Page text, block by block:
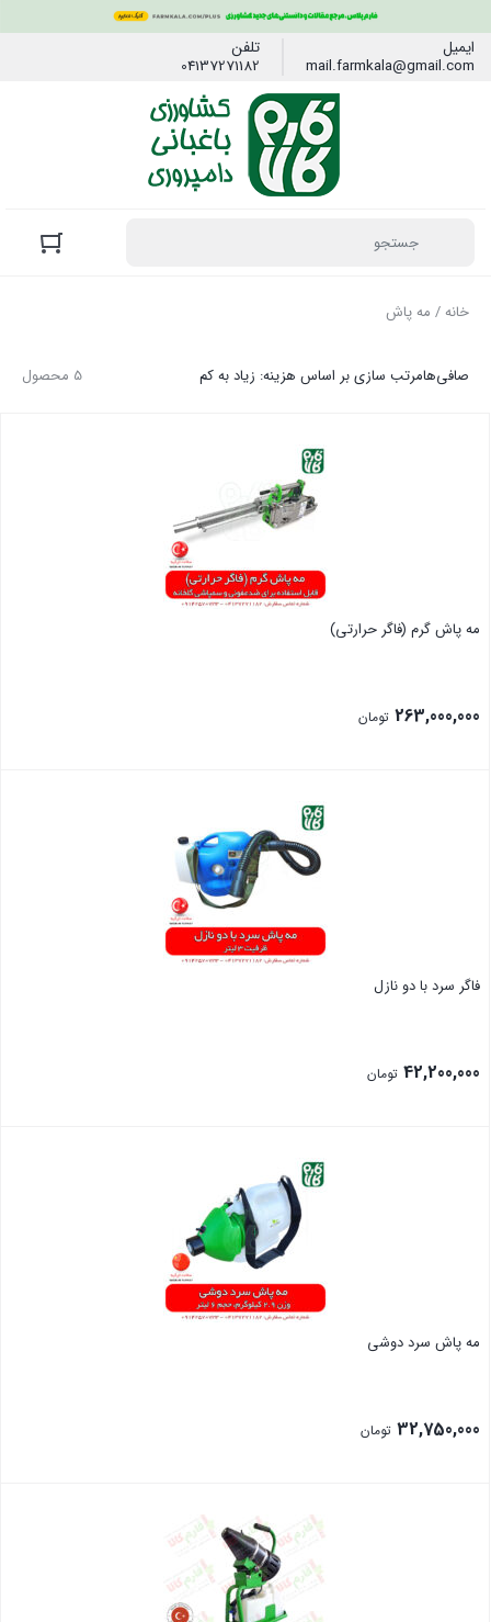
ایمیل
mail.farmkala@gmail.com
تلفن
04137271182
خانه/ مه پاش
5 محصول صافی‌هامرتب سازی بر اساس هزینه: زیاد به کم
مه پاش گرم (فاگر حرارتی)
263,000,000 تومان
فاگر سرد با دو نازل
42,200,000 تومان
مه پاش سرد دوشی
32,750,000 تومان